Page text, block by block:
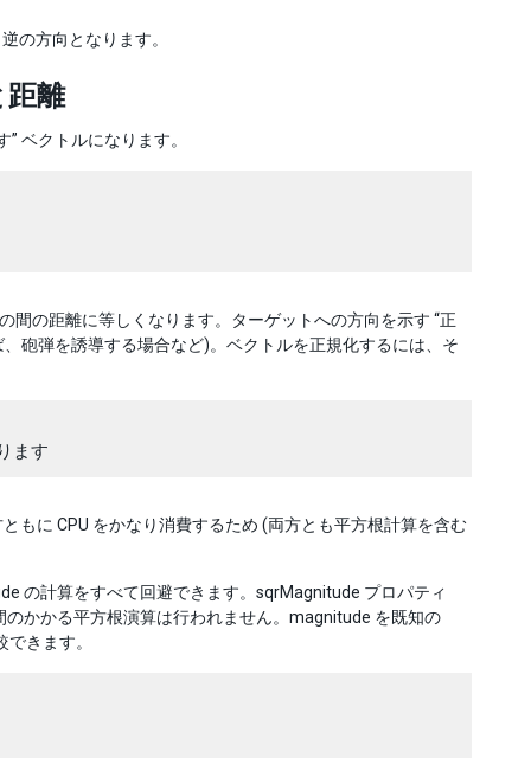
の方向となります。
離
ベクトルになります。
の距離に等しくなります。ターゲットへの方向を示す “正
砲弾を誘導する場合など)。ベクトルを正規化するには、そ
もに CPU をかなり消費するため (両方とも平方根計算を含む
の計算をすべて回避できます。sqrMagnitude プロパティ
かかる平方根演算は行われません。magnitude を既知の
きます。